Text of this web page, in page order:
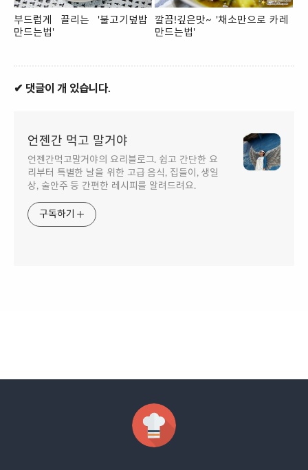
부드럽게 끌리는 '불고기덮밥
만드는법'
깔끔!깊은맛~ '채소만으로 카레
만드는법'
✔ 댓글이 개 있습니다.
언젠간 먹고 말거야
언젠간먹고말거야의 요리블로그. 쉽고 간단한 요
리부터 특별한 날을 위한 고급 음식, 집들이, 생일
상, 술안주 등 간편한 레시피를 알려드려요.
구독하기